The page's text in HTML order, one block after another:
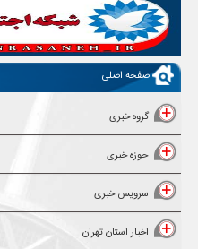
صفحه اصلی
گروه خبری
حوزه خبری
سرویس خبری
اخبار استان تهران